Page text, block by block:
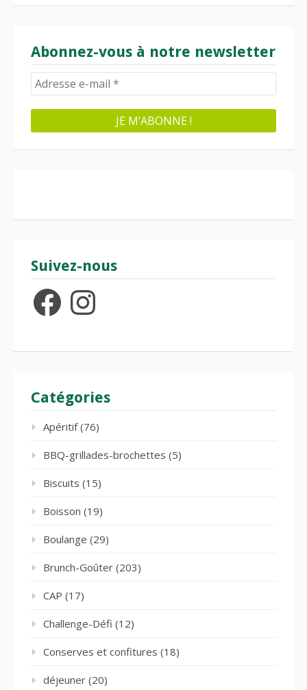
Abonnez-vous à notre newsletter
Suivez-nous
FacebookInstagram
Catégories
Apéritif(76)
BBQ-grillades-brochettes (5)
Biscuits (15)
Boisson (19)
Boulange (29)
Brunch-Goûter (203)
CAP (17)
Challenge-Défi (12)
Conserves et confitures (18)
déjeuner (20)